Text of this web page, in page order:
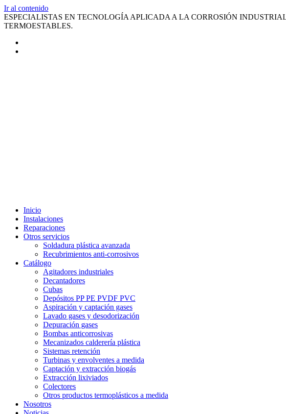
Ir al contenido
ESPECIALISTAS EN TECNOLOGÍA APLICADA A LA CORROSIÓN
TERMOESTABLES.
Inicio
Instalaciones
Reparaciones
Otros servicios
Soldadura plástica avanzada
Recubrimientos anti-corrosivos
Catálogo
Agitadores industriales
Decantadores
Cubas
Depósitos PP PE PVDF PVC
Aspiración y captación gases
Lavado gases y desodorización
Depuración gases
Bombas anticorrosivas
Mecanizados calderería plástica
Sistemas retención
Turbinas y envolventes a medida
Captación y extracción biogás
Extracción lixiviados
Colectores
Otros productos termoplásticos a medida
Nosotros